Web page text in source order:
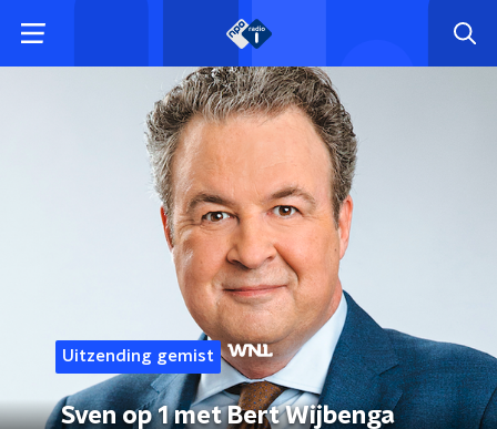
Uitzending gemist
Sven op 1 met Bert Wijbenga